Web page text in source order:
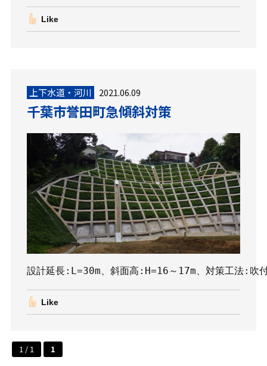
Like
上下水道・河川 2021.06.09
千葉市誉田町急傾斜対策
設計延長:L=30m、斜面高:H=16～17m、対策工法:吹
Like
1 / 1 1